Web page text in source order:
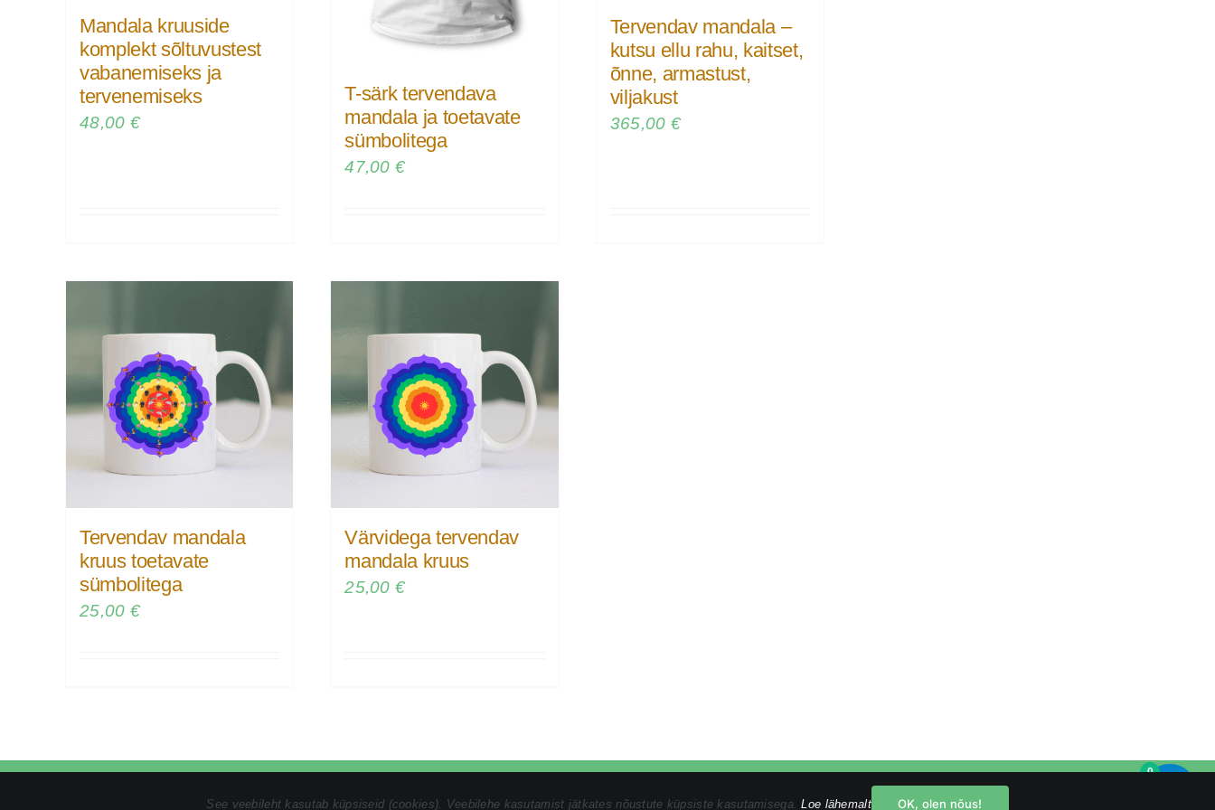
Mandala kruuside
komplekt sõltuvustest
vabanemiseks ja
tervenemiseks
48,00 €
T-särk tervendava
mandala ja toetavate
sümbolitega
47,00€
Tervendav mandala –
kutsu ellu rahu, kaitset,
õnne, armastust,
viljakust
365,00 €
Tervendav mandala
kruus toetavate
sümbolitega
25,00 €
Värvidega tervendav
mandala kruus
25,00€
kristin@tomsonmandalamaalid.ee | Privaatsustingimused | Ostuprotsess| Müügitingimused
0
See veebileht kasutab küpsiseid (cookies). Veebilehe kasutamist jätkates nõustute küpsiste kasutamisega.Loe lähemalt OK, olen nõus!